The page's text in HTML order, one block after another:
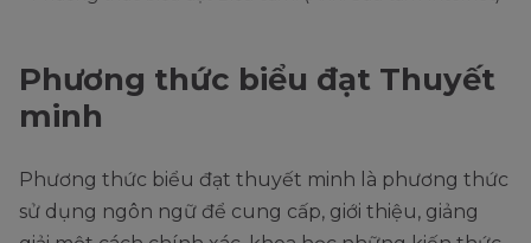
Phương thức biểu đạt Thuyết
minh
Phương thức biểu đạt thuyết minh là phương thức
sử dụng ngôn ngữ để cung cấp, giới thiệu, giảng